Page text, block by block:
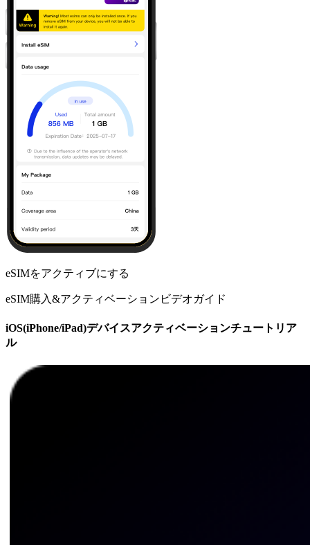
eSIMをアクティブにする
eSIM購入&アクティベーションビデオガイド
iOS(iPhone/iPad)デバイスアクティベーションチュートリア
ル